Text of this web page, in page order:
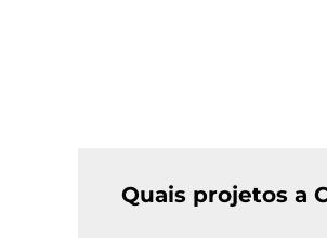
Quais projetos a